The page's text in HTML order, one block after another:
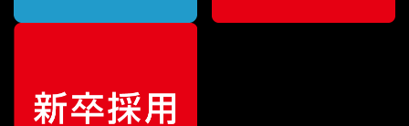
販売価格¥14,520（税込）